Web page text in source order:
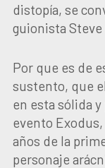
distopía, se
guionista
Por que es de
sustento, que
en esta sólida
evento
años de la
personaje